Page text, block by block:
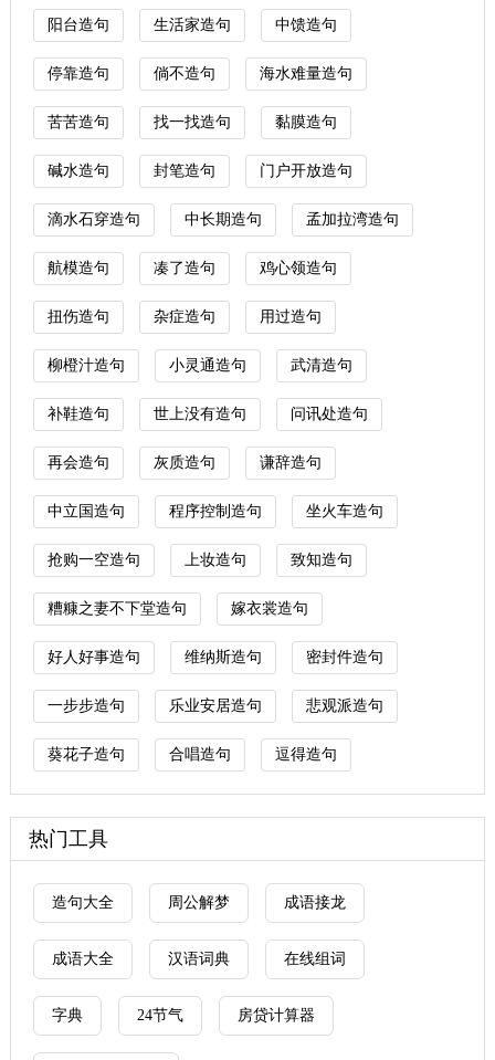
阳台造句 生活家造句 中馈造句
停靠造句 倘不造句 海水难量造句
苦苦造句 找一找造句 黏膜造句
碱水造句 封笔造句 门户开放造句
滴水石穿造句 中长期造句 孟加拉湾造句
航模造句 凑了造句 鸡心领造句
扭伤造句 杂症造句 用过造句
柳橙汁造句 小灵通造句 武清造句
补鞋造句 世上没有造句 问讯处造句
再会造句 灰质造句 谦辞造句
中立国造句 程序控制造句 坐火车造句
抢购一空造句 上妆造句 致知造句
糟糠之妻不下堂造句 嫁衣裳造句
好人好事造句 维纳斯造句 密封件造句
一步步造句 乐业安居造句 悲观派造句
葵花子造句 合唱造句 逗得造句
热门工具
造句大全 周公解梦 成语接龙
成语大全 汉语词典 在线组词
字典 24节气 房贷计算器